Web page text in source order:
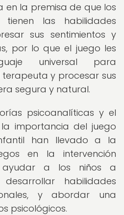
en la premisa de que los
las habilidades
sus sentimientos y
por lo que el juego les
universal para
y procesar sus
segura y natural.
psicoanalíticas y el
importancia del juego
han llevado a la
en la intervención
ayudar a los niños a
habilidades
y abordar una
psicológicos.